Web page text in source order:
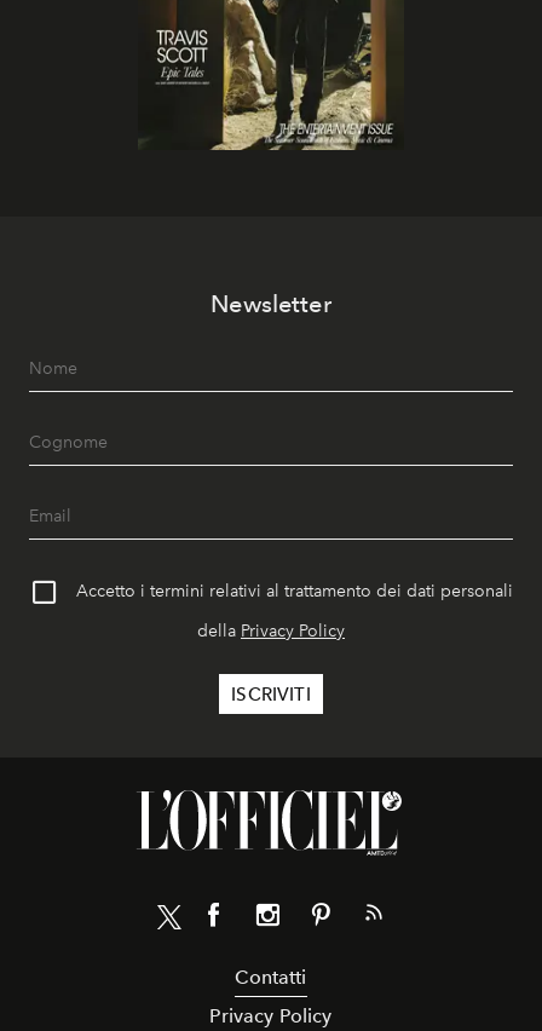
Newsletter
Accetto i termini relativi al trattamento dei dati personali
della Privacy Policy
Contatti
Privacy Policy